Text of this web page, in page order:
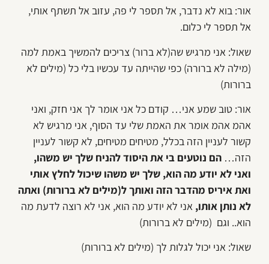
אור: בוא לא נדבר, אל תספר לי פה, עזוב אל תשתף אותי,
אל תספר לי כלום.
שאול: אני מרגיש שה(לא ברור) צריכים להמשיך באמת למה
(מילה לא ברורה) כפי שהייתה עד עכשיו בלי כל (מילים לא
ברורות)
אור: טוב שמע אני… קודם כל אני אומר לך אני חזק, ואני
אהמ אהמ אומר את האמת שלי עד הסוף, אני מרגיש לא
קשור לעניין הזה בכלל, מטיחים מטיחים, לא קשור לעניין
הזה… הם נוטעים בי את היסוד להניח שלך יש משהו,
ואני לא יודע מה הוא, שלך יש משהו שיכול לחלץ אותי
ואת איריס מהדבר הזה ואותך ל(מילים לא ברורות) ואתה
לא נותן אותו, אני לא יודע מה הוא, אני לא רוצה לדעת מה
הוא.. וגם (מילים לא ברורות)
שאול: אני יכול לגלות לך (מילים לא ברורות)